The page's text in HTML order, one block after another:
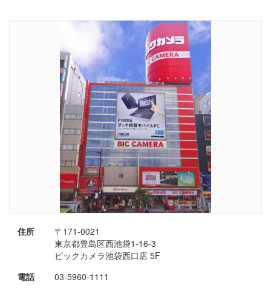
住所
〒171-0021
東京都豊島区西池袋1-16-3
ビックカメラ池袋西口店 5F
電話
03-5960-1111